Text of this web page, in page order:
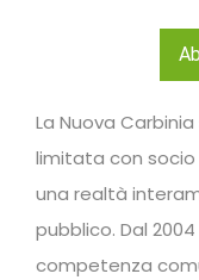
La Nuova
limitata con socio
una realtà
pubblico. Dal
competenza